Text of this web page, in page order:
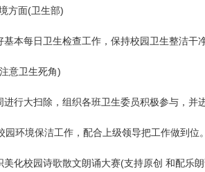
面(卫生部)
每日卫生检查工作，保持校园卫生整洁干净
卫生死角)
大扫除，组织各班卫生委员积极参与，并进
环境保洁工作，配合上级领导把工作做到位。
校园诗歌散文朗诵大赛(支持原创 和配乐朗